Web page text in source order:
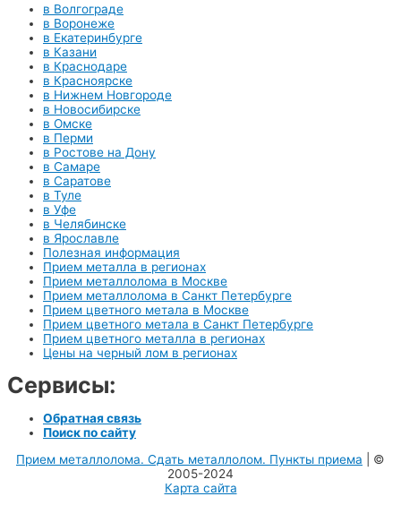
в Волгограде
в Воронеже
в Екатеринбурге
в Казани
в Краснодаре
в Красноярске
в Нижнем Новгороде
в Новосибирске
в Омске
в Перми
в Ростове на Дону
в Самаре
в Саратове
в Туле
в Уфе
в Челябинске
в Ярославле
Полезная информация
Прием металла в регионах
Прием металлолома в Москве
Прием металлолома в Санкт Петербурге
Прием цветного метала в Москве
Прием цветного метала в Санкт Петербурге
Прием цветного металла в регионах
Цены на черный лом в регионах
Сервисы:
Обратная связь
Поиск по сайту
Прием металлолома. Сдать металлолом. Пункты приема | ©
2005-2024
Карта сайта